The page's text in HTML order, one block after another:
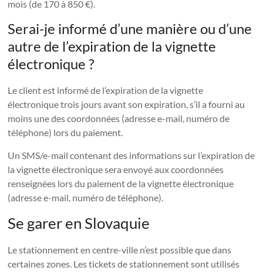
mois (de 170 à 850 €).
Serai-je informé d’une manière ou d’une
autre de l’expiration de la vignette
électronique ?
Le client est informé de l’expiration de la vignette
électronique trois jours avant son expiration, s’il a fourni au
moins une des coordonnées (adresse e-mail, numéro de
téléphone) lors du paiement.
Un SMS/e-mail contenant des informations sur l’expiration de
la vignette électronique sera envoyé aux coordonnées
renseignées lors du paiement de la vignette électronique
(adresse e-mail, numéro de téléphone).
Se garer en Slovaquie
Le stationnement en centre-ville n’est possible que dans
certaines zones. Les tickets de stationnement sont utilisés